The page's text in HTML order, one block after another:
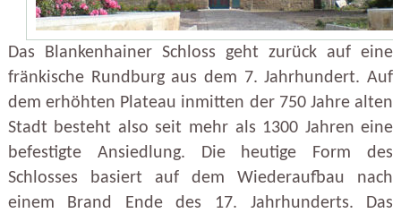
Das Blankenhainer Schloss geht zurück auf eine
fränkische Rundburg aus dem 7. Jahrhundert. Auf
dem erhöhten Plateau inmitten der 750 Jahre alten
Stadt besteht also seit mehr als 1300 Jahren eine
befestigte Ansiedlung. Die heutige Form des
Schlosses basiert auf dem Wiederaufbau nach
einem Brand Ende des 17. Jahrhunderts. Das